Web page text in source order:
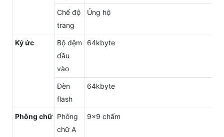
Chế độ
trang
Ủng hộ
Ký ức
Bộ đệm
đầu
vào
64kbyte
Đèn
flash
64kbyte
Phông chữ Phông
chữ A
9x9 chấm